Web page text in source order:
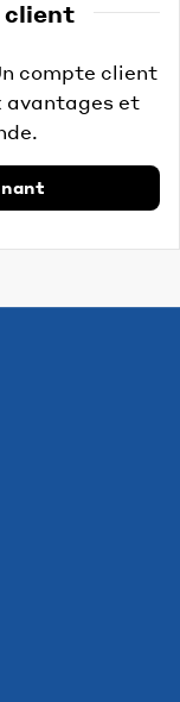
client
compte client
avantages et